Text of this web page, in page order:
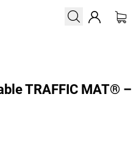
TRAFFIC MAT® –